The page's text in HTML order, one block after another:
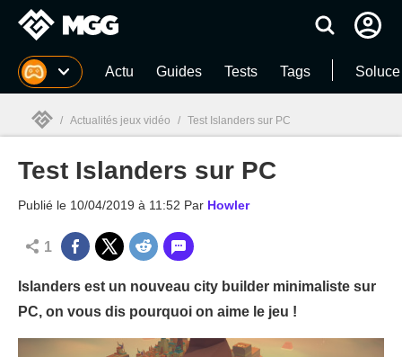
MGG Actu Guides Tests Tags
MGG
/ Actualités jeux vidéo / Test Islanders sur PC
Test Islanders sur PC
Publié le 10/04/2019 à 11:52 Par Howler
1
Islanders est un nouveau city builder minimaliste sur
PC, on vous dis pourquoi on aime le jeu !